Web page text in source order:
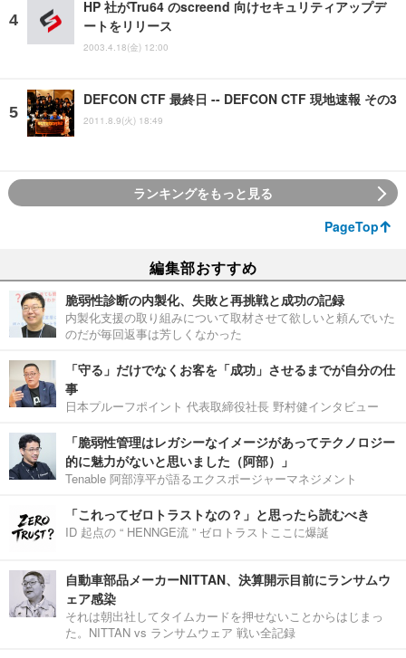
HP 社がTru64 のscreend 向けセキュリティアップデ
ートをリリース
2003.4.18(金) 12:00
DEFCON CTF 最終日 -- DEFCON CTF 現地速報 その3
2011.8.9(火) 18:49
ランキングをもっと見る
PageTop
編集部おすすめ
脆弱性診断の内製化、失敗と再挑戦と成功の記録
内製化支援の取り組みについて取材させて欲しいと頼んでいた
のだが毎回返事は芳しくなかった
「守る」だけでなくお客を「成功」させるまでが自分の仕
事
日本プルーフポイント 代表取締役社長 野村健インタビュー
「脆弱性管理はレガシーなイメージがあってテクノロジー
的に魅力がないと思いました（阿部）」
Tenable 阿部淳平が語るエクスポージャーマネジメント
「これってゼロトラストなの？」と思ったら読むべき
ID 起点の “ HENNGE流 ” ゼロトラストここに爆誕
自動車部品メーカーNITTAN、決算開示目前にランサムウ
ェア感染
それは朝出社してタイムカードを押せないことからはじまっ
た。NITTAN vs ランサムウェア 戦い全記録